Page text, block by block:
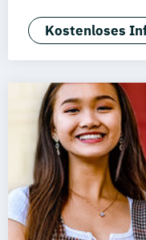
Business
Business
Kostenloses